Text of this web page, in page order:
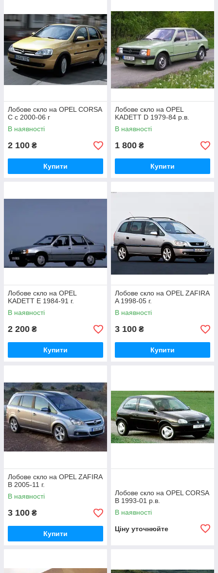
Лобове скло на OPEL CORSA
C c 2000-06 г
В наявності
2 100 ₴
Купити
Лобове скло на OPEL
KADETT D 1979-84 р.в.
В наявності
1 800 ₴
Купити
Лобове скло на OPEL
KADETT E 1984-91 г.
В наявності
2 200 ₴
Купити
Лобове скло на OPEL ZAFIRA
A 1998-05 г.
В наявності
3 100 ₴
Купити
Лобове скло на OPEL ZAFIRA
B 2005-11 г.
В наявності
3 100 ₴
Купити
Лобове скло на OPEL CORSA
B 1993-01 р.в.
В наявності
Ціну уточнюйте